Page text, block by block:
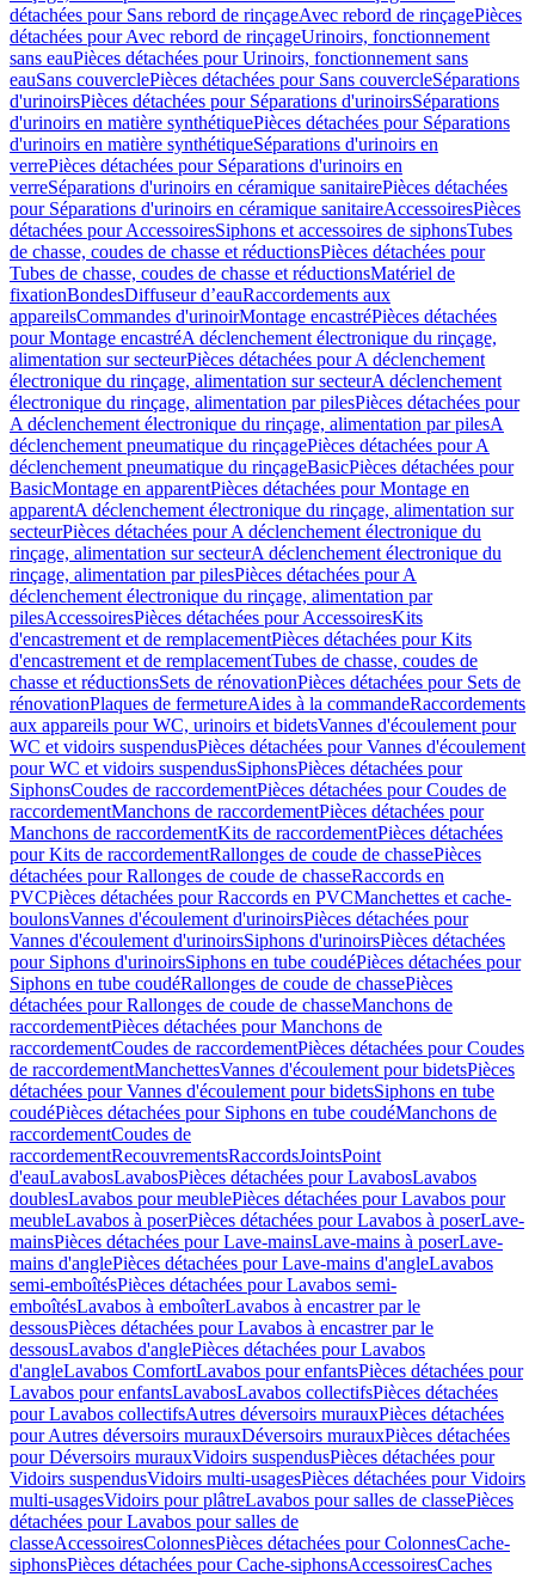
détachées pour Sans rebord de rinçageAvec rebord de rinçagePièces
détachées pour Avec rebord de rinçageUrinoirs, fonctionnement
sans eauPièces détachées pour Urinoirs, fonctionnement sans
eauSans couverclePièces détachées pour Sans couvercleSéparations
d'urinoirsPièces détachées pour Séparations d'urinoirsSéparations
d'urinoirs en matière synthétiquePièces détachées pour Séparations
d'urinoirs en matière synthétiqueSéparations d'urinoirs en
verrePièces détachées pour Séparations d'urinoirs en
verreSéparations d'urinoirs en céramique sanitairePièces détachées
pour Séparations d'urinoirs en céramique sanitaireAccessoiresPièces
détachées pour AccessoiresSiphons et accessoires de siphonsTubes
de chasse, coudes de chasse et réductionsPièces détachées pour
Tubes de chasse, coudes de chasse et réductionsMatériel de
fixationBondesDiffuseur d’eauRaccordements aux
appareilsCommandes d'urinoirMontage encastréPièces détachées
pour Montage encastréA déclenchement électronique du rinçage,
alimentation sur secteurPièces détachées pour A déclenchement
électronique du rinçage, alimentation sur secteurA déclenchement
électronique du rinçage, alimentation par pilesPièces détachées pour
A déclenchement électronique du rinçage, alimentation par pilesA
déclenchement pneumatique du rinçagePièces détachées pour A
déclenchement pneumatique du rinçageBasicPièces détachées pour
BasicMontage en apparentPièces détachées pour Montage en
apparentA déclenchement électronique du rinçage, alimentation sur
secteurPièces détachées pour A déclenchement électronique du
rinçage, alimentation sur secteurA déclenchement électronique du
rinçage, alimentation par pilesPièces détachées pour A
déclenchement électronique du rinçage, alimentation par
pilesAccessoiresPièces détachées pour AccessoiresKits
d'encastrement et de remplacementPièces détachées pour Kits
d'encastrement et de remplacementTubes de chasse, coudes de
chasse et réductionsSets de rénovationPièces détachées pour Sets de
rénovationPlaques de fermetureAides à la commandeRaccordements
aux appareils pour WC, urinoirs et bidetsVannes d'écoulement pour
WC et vidoirs suspendusPièces détachées pour Vannes d'écoulement
pour WC et vidoirs suspendusSiphonsPièces détachées pour
SiphonsCoudes de raccordementPièces détachées pour Coudes de
raccordementManchons de raccordementPièces détachées pour
Manchons de raccordementKits de raccordementPièces détachées
pour Kits de raccordementRallonges de coude de chassePièces
détachées pour Rallonges de coude de chasseRaccords en
PVCPièces détachées pour Raccords en PVCManchettes et cache-
boulonsVannes d'écoulement d'urinoirsPièces détachées pour
Vannes d'écoulement d'urinoirsSiphons d'urinoirsPièces détachées
pour Siphons d'urinoirsSiphons en tube coudéPièces détachées pour
Siphons en tube coudéRallonges de coude de chassePièces
détachées pour Rallonges de coude de chasseManchons de
raccordementPièces détachées pour Manchons de
raccordementCoudes de raccordementPièces détachées pour Coudes
de raccordementManchettesVannes d'écoulement pour bidetsPièces
détachées pour Vannes d'écoulement pour bidetsSiphons en tube
coudéPièces détachées pour Siphons en tube coudéManchons de
raccordementCoudes de
raccordementRecouvrementsRaccordsJointsPoint
d'eauLavabosLavabosPièces détachées pour LavabosLavabos
doublesLavabos pour meublePièces détachées pour Lavabos pour
meubleLavabos à poserPièces détachées pour Lavabos à poserLave-
mainsPièces détachées pour Lave-mainsLave-mains à poserLave-
mains d'anglePièces détachées pour Lave-mains d'angleLavabos
semi-emboîtésPièces détachées pour Lavabos semi-
emboîtésLavabos à emboîterLavabos à encastrer par le
dessousPièces détachées pour Lavabos à encastrer par le
dessousLavabos d'anglePièces détachées pour Lavabos
d'angleLavabos ComfortLavabos pour enfantsPièces détachées pour
Lavabos pour enfantsLavabosLavabos collectifsPièces détachées
pour Lavabos collectifsAutres déversoirs murauxPièces détachées
pour Autres déversoirs murauxDéversoirs murauxPièces détachées
pour Déversoirs murauxVidoirs suspendusPièces détachées pour
Vidoirs suspendusVidoirs multi-usagesPièces détachées pour Vidoirs
multi-usagesVidoirs pour plâtreLavabos pour salles de classePièces
détachées pour Lavabos pour salles de
classeAccessoiresColonnesPièces détachées pour ColonnesCache-
siphonsPièces détachées pour Cache-siphonsAccessoiresCaches